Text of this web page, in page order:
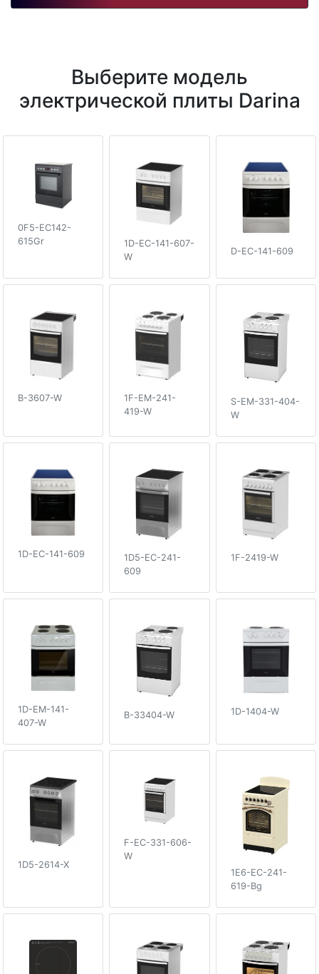
Выберите модель
электрической плиты Darina
0F5-EC142-
615Gr
1D-EC-141-607-
W
D-EC-141-609
B-3607-W
1F-EM-241-
419-W
S-EM-331-404-
W
1D-EC-141-609
1D5-EC-241-
609
1F-2419-W
1D-EM-141-
407-W
B-33404-W 1D-1404-W
1D5-2614-X
F-EC-331-606-
W
1E6-EC-241-
619-Bg